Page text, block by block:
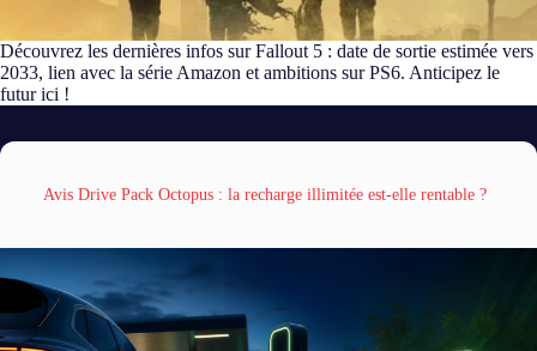
Découvrez les dernières infos sur Fallout 5 : date de sortie estimée vers
2033, lien avec la série Amazon et ambitions sur PS6. Anticipez le
futur ici !
Avis Drive Pack Octopus : la recharge illimitée est-elle rentable ?